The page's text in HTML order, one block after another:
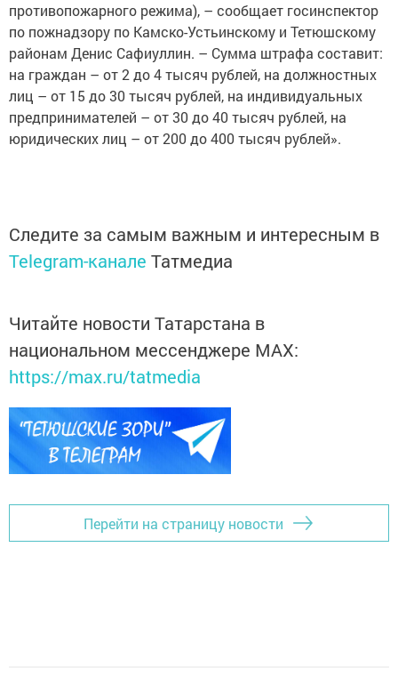
противопожарного режима), – сообщает госинспектор
по пожнадзору по Камско-­Устьинскому и Тетюшскому
районам Денис Сафиуллин. – Сумма штрафа составит:
на граждан – от 2 до 4 тысяч руб­лей, на должностных
лиц – от 15 до 30 тысяч руб­лей, на индивидуальных
предпринимателей – от 30 до 40 тысяч рублей, на
юридических лиц – от 200 до 400 тысяч рублей».
Следите за самым важным и интересным в
Telegram-канале Татмедиа
Читайте новости Татарстана в
национальном мессенджере MАХ:
https://max.ru/tatmedia
Перейти на страницу новости